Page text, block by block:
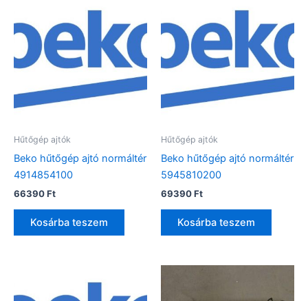
Hűtőgép ajtók
Beko hűtőgép ajtó normáltér
4914854100
66390Ft
Kosárba teszem
Hűtőgép ajtók
Beko hűtőgép ajtó normáltér
5945810200
69390Ft
Kosárba teszem